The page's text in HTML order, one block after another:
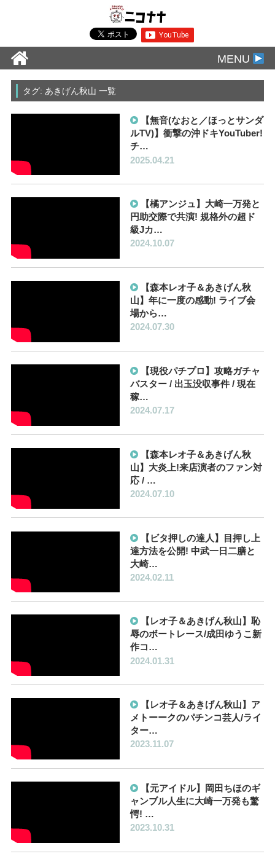
MENU
タグ: あきげん秋山 一覧
【無音(なおと／ほっとサンダ
ルTV)】衝撃の沖ドキYouTuber!
チ…
2025.04.21
【橘アンジュ】大崎一万発と
円助交際で共演! 規格外の超ド
級Jカ…
2024.10.07
【森本レオ子＆あきげん秋
山】年に一度の感動! ライブ会
場から…
2024.07.30
【現役パチプロ】攻略ガチャ
バスター / 出玉没収事件 / 現在
稼…
2024.07.17
【森本レオ子＆あきげん秋
山】大炎上!来店演者のファン対
応 / …
2024.07.10
【ビタ押しの達人】目押し上
達方法を公開! 中武一日二膳と
大崎…
2024.02.11
【レオ子＆あきげん秋山】恥
辱のボートレース/成田ゆうこ新
作コ…
2024.01.31
【レオ子＆あきげん秋山】ア
メトーークのパチンコ芸人/ライ
ター…
2023.11.07
【元アイドル】岡田ちほのギ
ャンブル人生に大崎一万発も驚
愕! …
2023.10.31